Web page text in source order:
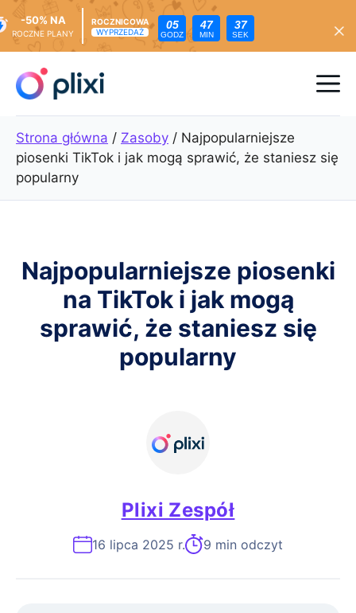
treści
-50% NA
ROCZNE PLANY
ROCZNICOWA
WYPRZEDAŻ
05
GODZ
47
MIN
35
SEK
Strona główna / Zasoby / Najpopularniejsze
piosenki TikTok i jak mogą sprawić, że staniesz się
popularny
Najpopularniejsze piosenki
na TikTok i jak mogą
sprawić, że staniesz się
popularny
Plixi Zespół
16 lipca 2025 r. 9 min odczyt